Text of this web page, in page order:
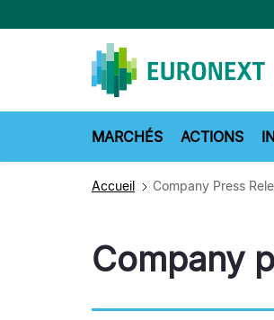
au
MARCHÉS ACTIONS
Accueil Company Press
Company